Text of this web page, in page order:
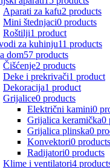
Aparati za kafu2 products
Mini štednjaci0 products
Roštilji1 product
za kuhinju11 products
dom57 products
Čišćenje2 products
Deke i prekrivači1 product
Dekoracija1 product
Grijalice0 products
Električni kamini0
Grijalica keramička0
Grijalica plinska0
Konvektori0 products
Radijatori0 products
Klime i ventilatori4